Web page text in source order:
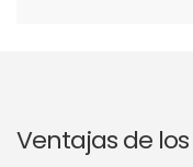
Ventajas de los